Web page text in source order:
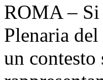
ROMA – Si
Plenaria
un